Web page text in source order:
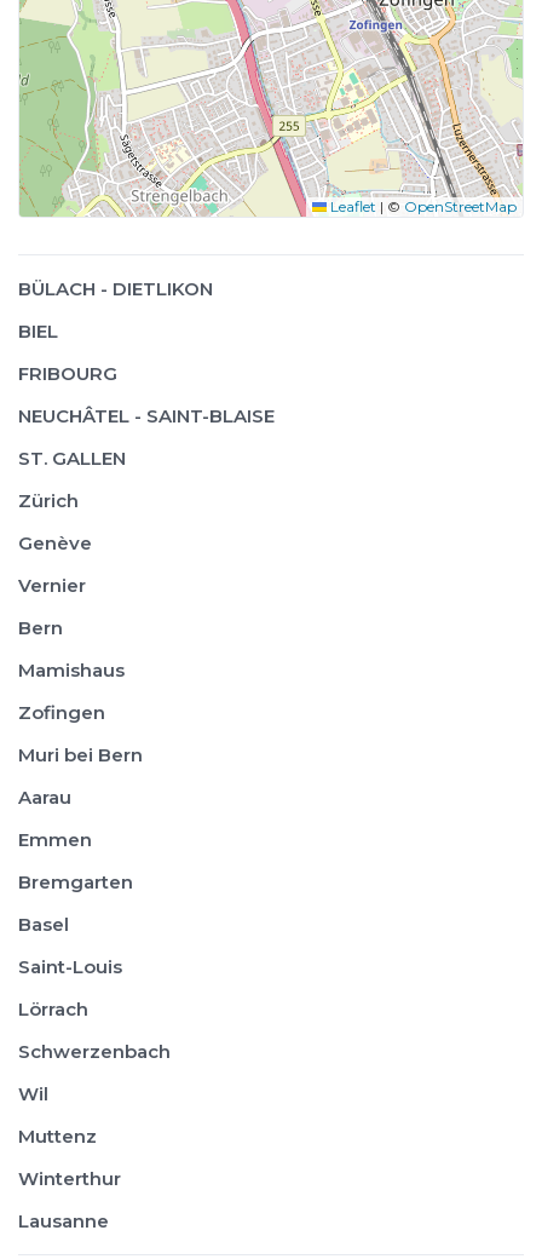
Leaflet | © OpenStreetMap
BÜLACH - DIETLIKON
BIEL
FRIBOURG
NEUCHÂTEL - SAINT-BLAISE
ST. GALLEN
Zürich
Genève
Vernier
Bern
Mamishaus
Zofingen
Muri bei Bern
Aarau
Emmen
Bremgarten
Basel
Saint-Louis
Lörrach
Schwerzenbach
Wil
Muttenz
Winterthur
Lausanne